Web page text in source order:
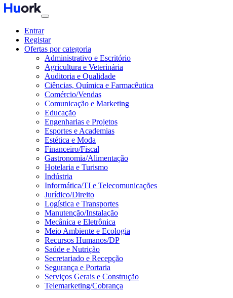
Entrar
Registar
Ofertas por categoria
Administrativo e Escritório
Agricultura e Veterinária
Auditoria e Qualidade
Ciências, Química e Farmacêutica
Comércio/Vendas
Comunicação e Marketing
Educação
Engenharias e Projetos
Esportes e Academias
Estética e Moda
Financeiro/Fiscal
Gastronomia/Alimentação
Hotelaria e Turismo
Indústria
Informática/TI e Telecomunicações
Jurídico/Direito
Logística e Transportes
Manutenção/Instalação
Mecânica e Eletrônica
Meio Ambiente e Ecologia
Recursos Humanos/DP
Saúde e Nutrição
Secretariado e Recepção
Segurança e Portaria
Serviços Gerais e Construção
Telemarketing/Cobrança